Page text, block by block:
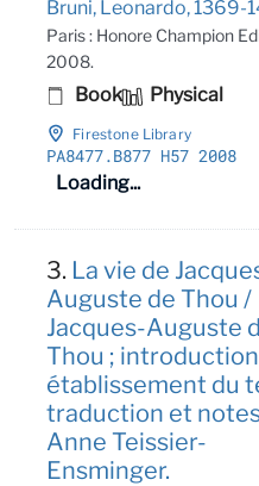
Bruni, Leonardo, 1369-
Paris : Honore Champion
2008.
Book Physical
Firestone Library
PA8477.B877 H57 2008
Loading...
3. La vie de
Auguste de Thou /
Jacques-Auguste
Thou ;
établissement du
traduction et
Anne Teissier-
Ensminger.